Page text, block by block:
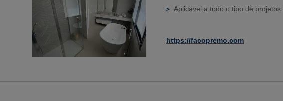
Aplicável a todo o tipo de projetos.
https://facopremo.com